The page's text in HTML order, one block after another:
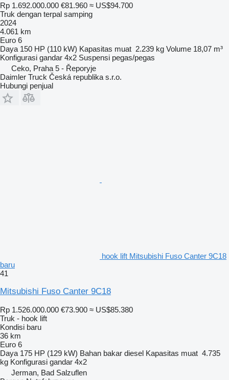
Rp 1.692.000.000 €81.960 ≈ US$94.700
Truk dengan terpal samping
2024
4.061 km
Euro 6
Daya 150 HP (110 kW) Kapasitas muat 2.239 kg Volume 18,07 m³
Konfigurasi gandar 4x2 Suspensi pegas/pegas
Ceko, Praha 5 - Řeporyje
Daimler Truck Česká republika s.r.o.
Hubungi penjual
hook lift Mitsubishi Fuso Canter 9C18
baru
41
Mitsubishi Fuso Canter 9C18
Rp 1.526.000.000 €73.900 ≈ US$85.380
Truk - hook lift
Kondisi baru
36 km
Euro 6
Daya 175 HP (129 kW) Bahan bakar diesel Kapasitas muat 4.735
kg Konfigurasi gandar 4x2
Jerman, Bad Salzuflen